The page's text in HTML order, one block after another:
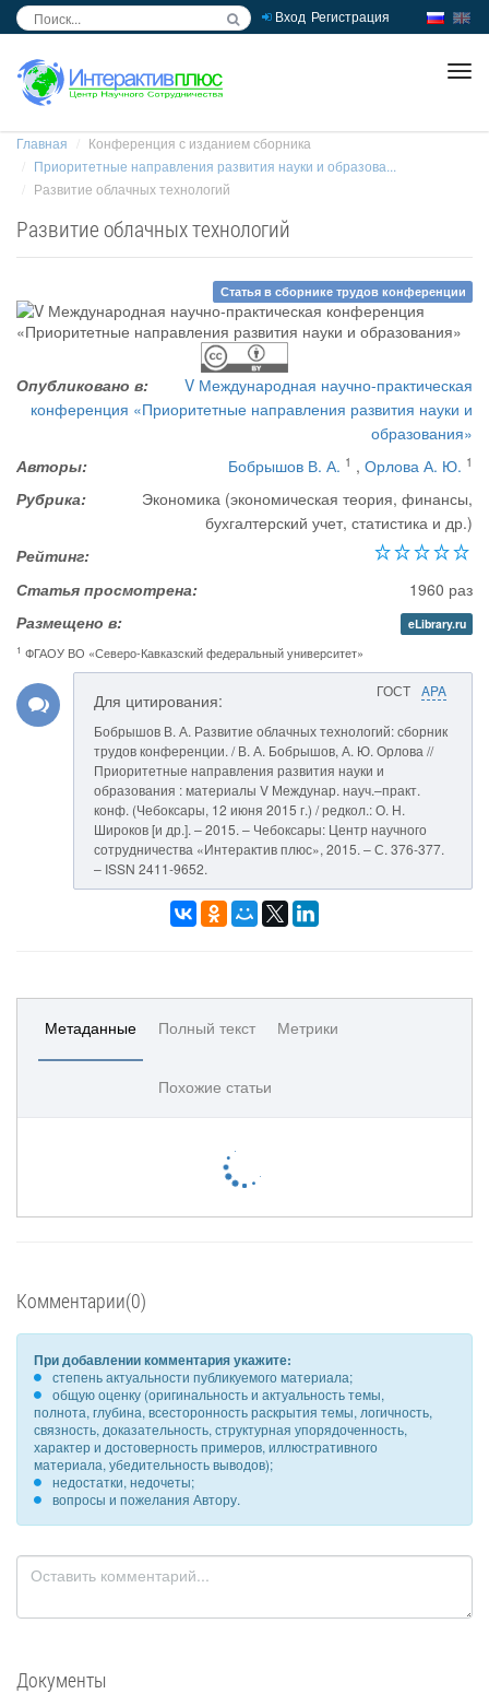
Вход Регистрация
Главная
Конференция с изданием сборника
Приоритетные направления развития науки и образова...
Развитие облачных технологий
Развитие облачных технологий
Статья в сборнике трудов конференции
Опубликовано в:
V Международная научно-практическая
конференция «Приоритетные направления развития науки и
образования»
Авторы:
Бобрышов В. А. 1 , Орлова А. Ю. 1
Рубрика:
Экономика (экономическая теория, финансы,
бухгалтерский учет, статистика и др.)
Рейтинг:
Статья просмотрена:
1960 раз
Размещено в:
eLibrary.ru
1 ФГАОУ ВО «Северо-Кавказский федеральный университет»
ГОСТ APA
Для цитирования:
Бобрышов В. А. Развитие облачных технологий: сборник
трудов конференции. / В. А. Бобрышов, А. Ю. Орлова //
Приоритетные направления развития науки и
образования : материалы V Междунар. науч.–практ.
конф. (Чебоксары, 12 июня 2015 г.) / редкол.: О. Н.
Широков [и др.]. – 2015. – Чебоксары: Центр научного
сотрудничества «Интерактив плюс», 2015. – С. 376-377.
– ISSN 2411-9652.
Метаданные Полный текст Метрики
Похожие статьи
Комментарии(0)
При добавлении комментария укажите:
степень актуальности публикуемого материала;
общую оценку (оригинальность и актуальность темы,
полнота, глубина, всесторонность раскрытия темы, логичность,
связность, доказательность, структурная упорядоченность,
характер и достоверность примеров, иллюстративного
материала, убедительность выводов);
недостатки, недочеты;
вопросы и пожелания Автору.
Документы